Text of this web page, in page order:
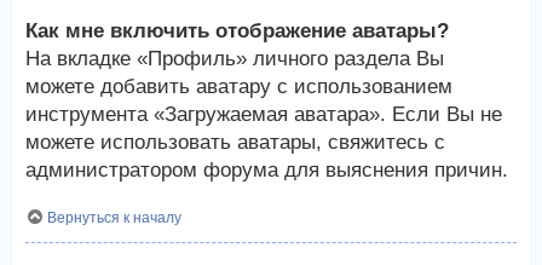
Как мне включить отображение аватары?
На вкладке «Профиль» личного раздела Вы
можете добавить аватару с использованием
инструмента «Загружаемая аватара». Если Вы не
можете использовать аватары, свяжитесь с
администратором форума для выяснения причин.
Вернуться к началу